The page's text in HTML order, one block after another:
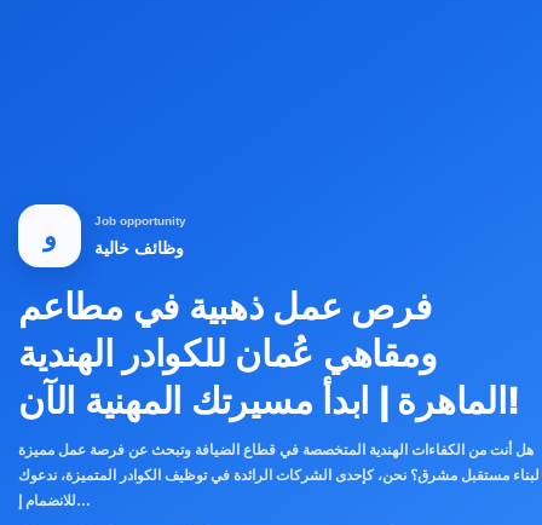
و
Job opportunity
وظائف خالية
فرص عمل ذهبية في مطاعم
ومقاهي عُمان للكوادر الهندية
الماهرة | ابدأ مسيرتك المهنية الآن!
هل أنت من الكفاءات الهندية المتخصصة في قطاع الضيافة وتبحث عن فرصة عمل مميزة
لبناء مستقبل مشرق؟ نحن، كإحدى الشركات الرائدة في توظيف الكوادر المتميزة، ندعوك
للانضمام إ…